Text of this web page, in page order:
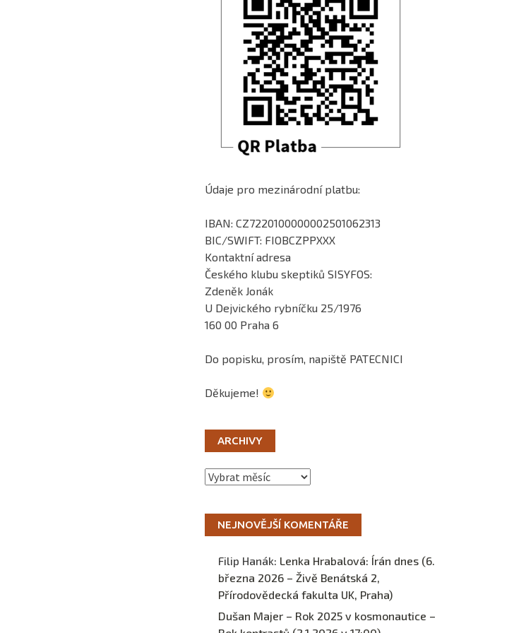
Údaje pro mezinárodní platbu:
IBAN: CZ7220100000002501062313
BIC/SWIFT: FIOBCZPPXXX
Kontaktní adresa
Českého klubu skeptiků SISYFOS:
Zdeněk Jonák
U Dejvického rybníčku 25/1976
160 00 Praha 6
Do popisku, prosím, napiště PATECNICI
Děkujeme!
ARCHIVY
Archivy
NEJNOVĚJŠÍ KOMENTÁŘE
Filip Hanák: Lenka Hrabalová: Írán dnes (6.
března 2026 – Živě Benátská 2,
Přírodovědecká fakulta UK, Praha)
Dušan Majer – Rok 2025 v kosmonautice –